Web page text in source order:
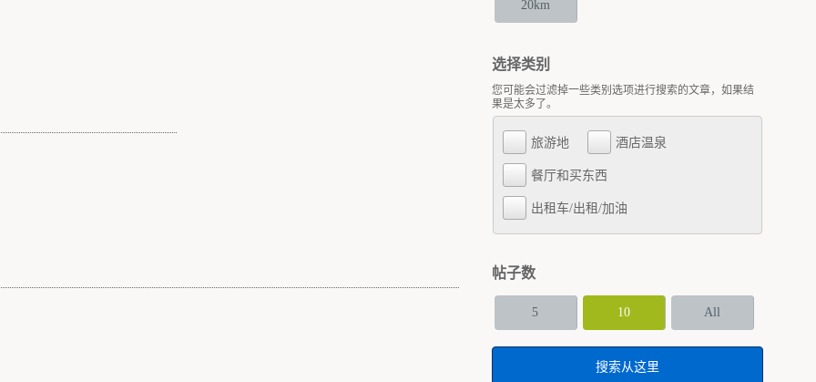
20km
选择类别
您可能会过滤掉一些类别选项进行搜索的文章，如果结
果是太多了。
旅游地 酒店温泉
餐厅和买东西
出租车/出租/加油
帖子数
5 10 All